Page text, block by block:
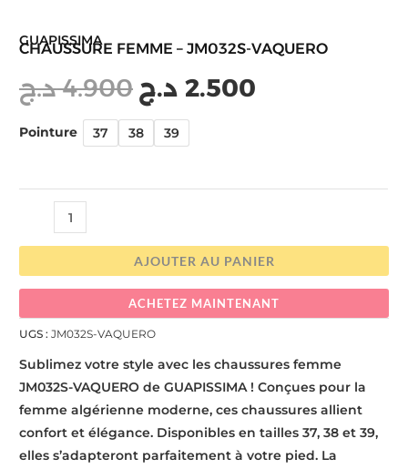
GUAPISSIMA
CHAUSSURE FEMME – JM032S-VAQUERO
4.900 د.ج 2.500 د.ج
Pointure 37 38 39
AJOUTER AU PANIER
ACHETEZ MAINTENANT
UGS :JM032S-VAQUERO
Sublimez votre style avec les chaussures femme
JM032S-VAQUERO de GUAPISSIMA ! Conçues pour la
femme algérienne moderne, ces chaussures allient
confort et élégance. Disponibles en tailles 37, 38 et 39,
elles s’adapteront parfaitement à votre pied. La